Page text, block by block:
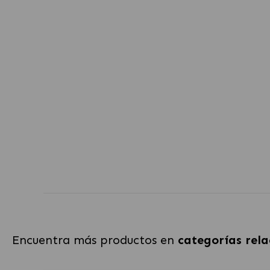
Encuentra más productos en categorías